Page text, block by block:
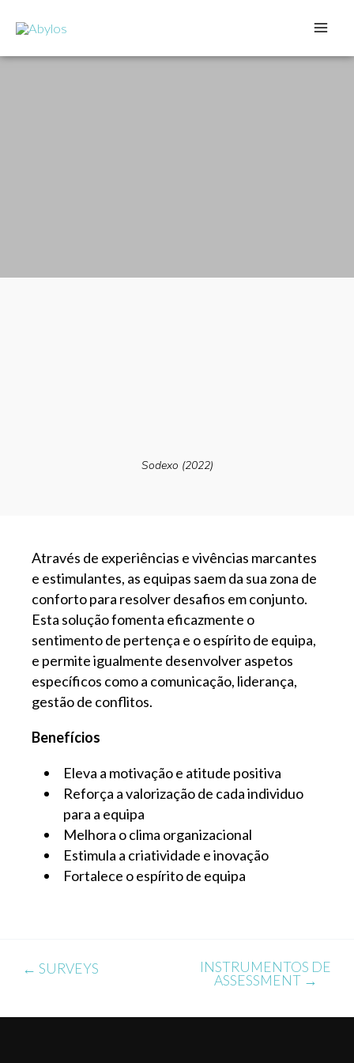
Sodexo (2022)
Através de experiências e vivências marcantes
e estimulantes, as equipas saem da sua zona de
conforto para resolver desafios em conjunto.
Esta solução fomenta eficazmente o
sentimento de pertença e o espírito de equipa,
e permite igualmente desenvolver aspetos
específicos como a comunicação, liderança,
gestão de conflitos.
Benefícios
Eleva a motivação e atitude positiva
Reforça a valorização de cada individuo
para a equipa
Melhora o clima organizacional
Estimula a criatividade e inovação
Fortalece o espírito de equipa
← SURVEYS
INSTRUMENTOS DE
ASSESSMENT →